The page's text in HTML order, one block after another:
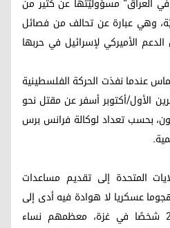
وهي عبارة عن تحالف من فصائل
الأميركي لإسرائيل في حربها
عندما نفذت الحركة الفلسطينية
غير مسبوق في 7 تشرين الأول/أكتوبر أسفر عن مقتل نحو
بحسب تعداد لوكالة فرانس برس
المتحدة إلى تقديم مساعدات
عسكريا لا هوادة فيه أدى إلى
مقتل ما لا يقل عن 26422 شخصًا في غزة، معظمهم نساء